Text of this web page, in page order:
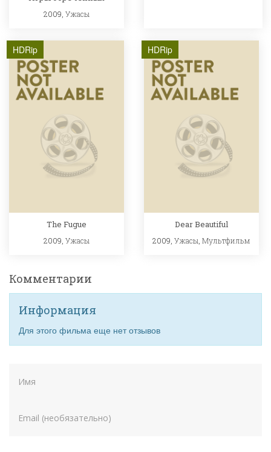
2009, Ужасы
HDRip
The Fugue
2009, Ужасы
HDRip
Dear Beautiful
2009,Ужасы ,Мультфильм
Комментарии
Информация
Для этого фильма еще нет отзывов